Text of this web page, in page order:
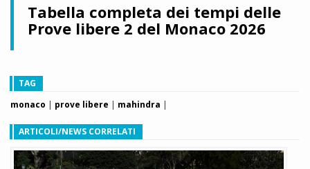
Tabella completa dei tempi delle
Prove libere 2 del Monaco 2026
TAG
monaco | prove libere | mahindra |
ARTICOLI/NEWS CORRELATI